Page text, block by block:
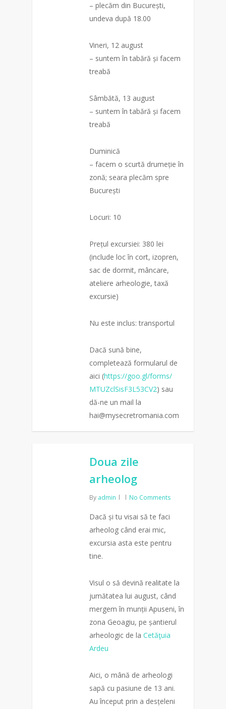
– plecăm din București,
undeva după 18.00
Vineri, 12 august
– suntem în tabără și facem
treabă
Sâmbătă, 13 august
– suntem în tabără și facem
treabă
Duminică
– facem o scurtă drumeție în
zonă; seara plecăm spre
București
Locuri: 10
Prețul excursiei: 380 lei
(include loc în cort, izopren,
sac de dormit, mâncare,
ateliere arheologie, taxă
excursie)
Nu este inclus: transportul
Dacă sună bine,
completează formularul de
aici (https://goo.gl/forms/
MTUZclSisF3L53CV2) sau
dă-ne un mail la
hai@mysecretromania.com
Doua zile
arheolog
By admin No Comments
Dacă și tu visai să te faci
arheolog când erai mic,
excursia asta este pentru
tine.
Visul o să devină realitate la
jumătatea lui august, când
mergem în munții Apuseni, în
zona Geoagiu, pe șantierul
arheologic de la Cetăţuia
Ardeu
Aici, o mână de arheologi
sapă cu pasiune de 13 ani.
Au început prin a desțeleni